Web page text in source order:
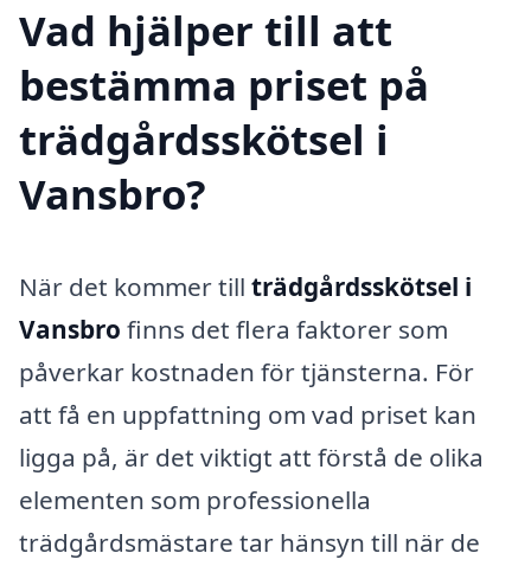
Vad hjälper till att
bestämma priset på
trädgårdsskötsel i
Vansbro?
När det kommer till trädgårdsskötsel i
Vansbro finns det flera faktorer som
påverkar kostnaden för tjänsterna. För
att få en uppfattning om vad priset kan
ligga på, är det viktigt att förstå de olika
elementen som professionella
trädgårdsmästare tar hänsyn till när de